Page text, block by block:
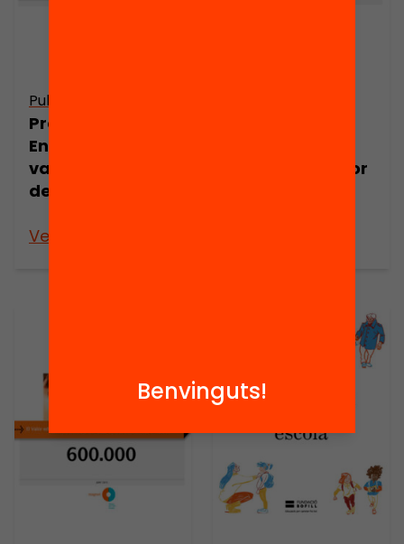
Publicació
Presentació:
Enric Brescó. El
valor educatiu
de comunicar
Veure’n més
Sagarra. El valor
Benvinguts!